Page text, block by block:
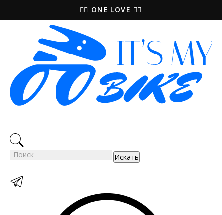
🚵‍♀️ ONE LOVE 🚴‍♀️
Искать